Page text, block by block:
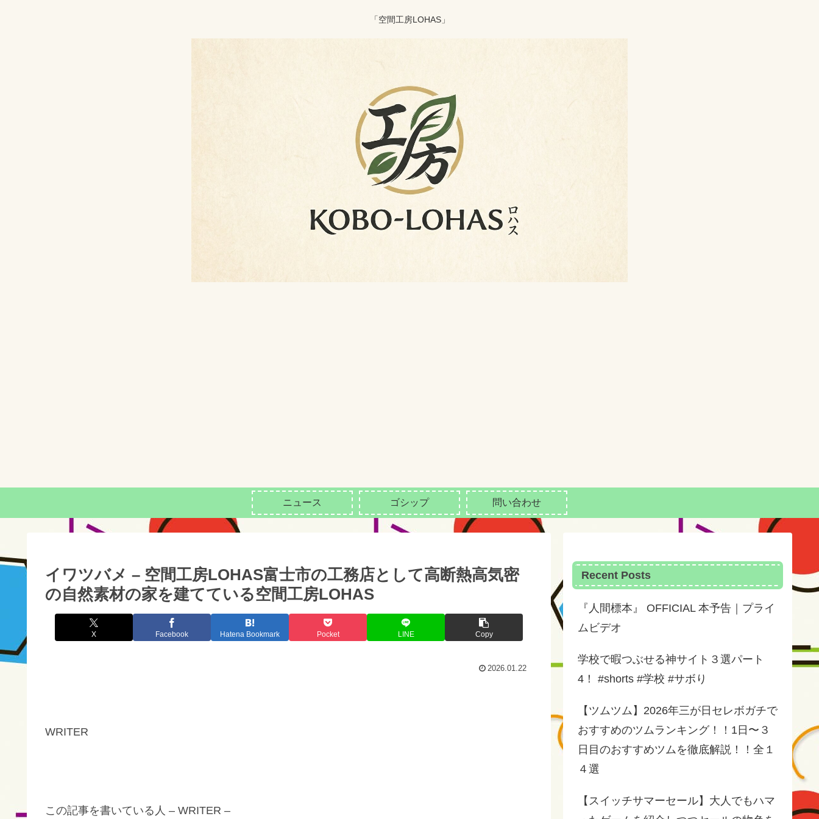
「空間工房LOHAS」
ニュース ゴシップ 問い合わせ
イワツバメ – 空間工房LOHAS富士市の工務店として高断熱高気密
の自然素材の家を建てている空間工房LOHAS
X Facebook Hatena Bookmark Pocket LINE Copy
2026.01.22
WRITER
この記事を書いている人 – WRITER –
Recent Posts
『人間標本』 OFFICIAL 本予告｜プライ
ムビデオ
学校で暇つぶせる神サイト３選パート
4！ #shorts #学校 #サボり
【ツムツム】2026年三が日セレボガチで
おすすめのツムランキング！！1日〜３
日目のおすすめツムを徹底解説！！全１
４選
【スイッチサマーセール】大人でもハマ